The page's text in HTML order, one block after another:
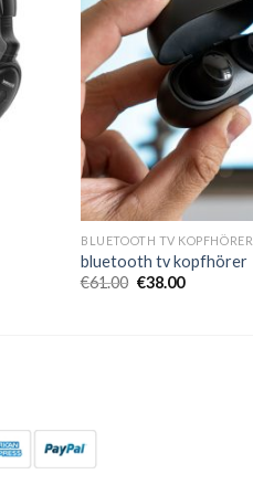
BLUETOOTH TV KOPFHÖRER
bluetooth tv kopfhörer
€61.00 €38.00